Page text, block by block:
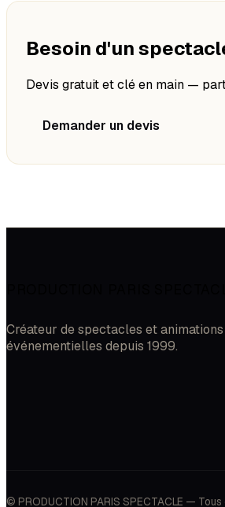
Besoin d'un
Devis gratuit et clé en main —
Demander un devis
Créateur de spectacles et animations
événementielles depuis 1999.
© PRODUCTION PARIS SPECTACLE —